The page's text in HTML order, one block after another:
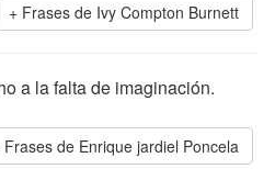
Frases de Ivy Compton Burnett
a la falta de imaginación.
Frases de Enrique jardiel Poncela